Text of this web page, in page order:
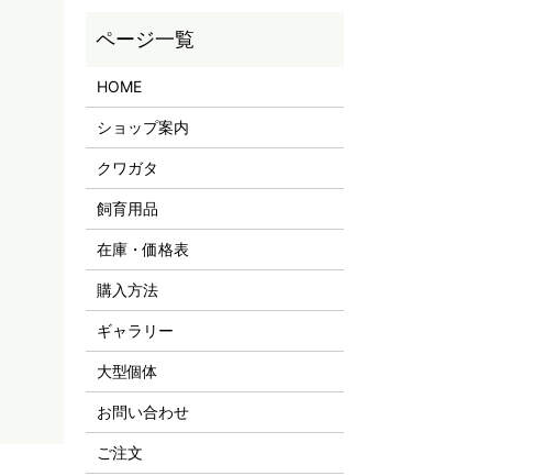
HOME
ショップ案内
クワガタ
飼育用品
在庫・価格表
購入方法
ギャラリー
大型個体
お問い合わせ
ご注文